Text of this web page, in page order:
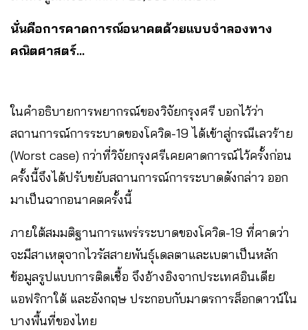
นั่นคือการคาดการณ์อนาคตด้วยแบบจำลองทาง
คณิตศาสตร์…
ในคำอธิบายการพยากรณ์ของวิจัยกรุงศรี บอกไว้ว่า
สถานการณ์การระบาดของโควิด-19 ได้เข้าสู่กรณีเลวร้าย
(Worst case) กว่าที่วิจัยกรุงศรีเคยคาดการณ์ไว้ครั้งก่อน
ครั้งนี้จึงได้ปรับขยับสถานการณ์การระบาดดังกล่าว ออก
มาเป็นฉากอนาคตครั้งนี้
ภายใต้สมมติฐานการแพร่รระบาดของโควิด-19 ที่คาดว่า
จะมีสาเหตุจากไวรัสสายพันธุ์เดลตาและเบตาเป็นหลัก
ข้อมูลรูปแบบการติดเชื้อ จึงอ้างอิงจากประเทศอินเดีย
แอฟริกาใต้ และอังกฤษ ประกอบกับมาตรการล็อกดาวน์ใน
บางพื้นที่ของไทย